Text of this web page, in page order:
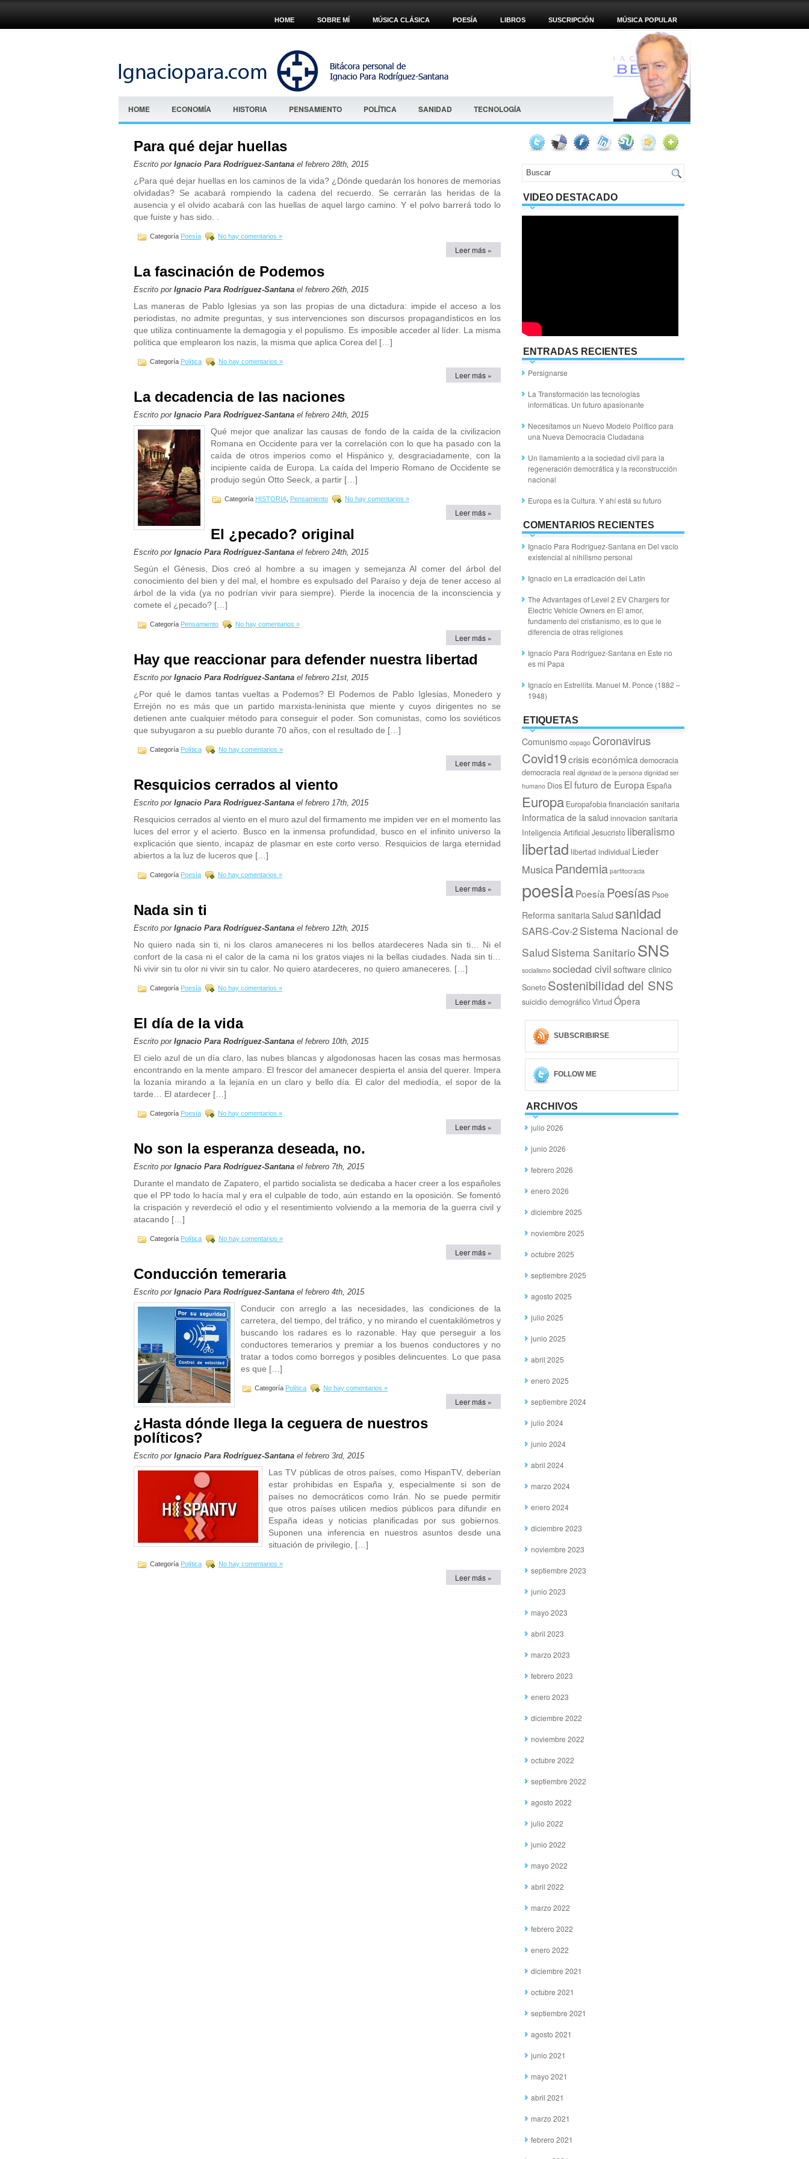
HOME SOBRE MÍ MÚSICA CLÁSICA POESÍA LIBROS SUSCRIPCIÓN MÚSICA POPULAR
HOME ECONOMÍA HISTORIA PENSAMIENTO POLÍTICA SANIDAD TECNOLOGÍA
Para qué dejar huellas
Escrito por Ignacio Para Rodríguez-Santana el febrero 28th, 2015
¿Para qué dejar huellas en los caminos de la vida? ¿Dónde quedarán los honores de memorias
olvidadas? Se acabará rompiendo la cadena del recuerdo. Se cerrarán las heridas de la
ausencia y el olvido acabará con las huellas de aquel largo camino. Y el polvo barrerá todo lo
que fuiste y has sido. .
Categoría Poesía No hay comentarios »
Leer más »
La fascinación de Podemos
Escrito por Ignacio Para Rodríguez-Santana el febrero 26th, 2015
Las maneras de Pablo Iglesias ya son las propias de una dictadura: impide el acceso a los
periodistas, no admite preguntas, y sus intervenciones son discursos propagandísticos en los
que utiliza continuamente la demagogia y el populismo. Es imposible acceder al líder. La misma
política que emplearon los nazis, la misma que aplica Corea del […]
Categoría Política No hay comentarios »
Leer más »
La decadencia de las naciones
Escrito por Ignacio Para Rodríguez-Santana el febrero 24th, 2015
Qué mejor que analizar las causas de fondo de la caída de la civilizacion
Romana en Occidente para ver la correlación con lo que ha pasado con la
caída de otros imperios como el Hispánico y, desgraciadamente, con la
incipiente caída de Europa. La caída del Imperio Romano de Occidente se
produjo según Otto Seeck, a partir […]
Categoría HISTORIA Pensamiento No hay comentarios »
Leer más »
El ¿pecado? original
Escrito por Ignacio Para Rodríguez-Santana el febrero 24th, 2015
Según el Génesis, Dios creó al hombre a su imagen y semejanza Al comer del árbol del
conocimiento del bien y del mal, el hombre es expulsado del Paraíso y deja de tener acceso al
árbol de la vida (ya no podrían vivir para siempre). Pierde la inocencia de la inconsciencia y
comete el ¿pecado? […]
Categoría Pensamiento No hay comentarios »
Leer más »
Hay que reaccionar para defender nuestra libertad
Escrito por Ignacio Para Rodríguez-Santana el febrero 21st, 2015
¿Por qué le damos tantas vueltas a Podemos? El Podemos de Pablo Iglesias, Monedero y
Errejón no es más que un partido marxista-leninista que miente y cuyos dirigentes no se
detienen ante cualquier método para conseguir el poder. Son comunistas, como los soviéticos
que subyugaron a su pueblo durante 70 años, con el resultado de […]
Categoría Política No hay comentarios »
Leer más »
Resquicios cerrados al viento
Escrito por Ignacio Para Rodríguez-Santana el febrero 17th, 2015
Resquicios cerrados al viento en el muro azul del firmamento me impiden ver en el momento las
luces del error y el acierto. Busco en la inmensa profundidad, busco en el infinito universo la
explicación que siento, incapaz de plasmar en este corto verso. Resquicios de larga eternidad
abiertos a la luz de luceros que […]
Categoría Poesía No hay comentarios »
Leer más »
Nada sin ti
Escrito por Ignacio Para Rodríguez-Santana el febrero 12th, 2015
No quiero nada sin ti, ni los claros amaneceres ni los bellos atardeceres Nada sin ti… Ni el
confort de la casa ni el calor de la cama ni los gratos viajes ni la bellas ciudades. Nada sin ti…
Ni vivir sin tu olor ni vivir sin tu calor. No quiero atardeceres, no quiero amaneceres. […]
Categoría Poesía No hay comentarios »
Leer más »
El día de la vida
Escrito por Ignacio Para Rodríguez-Santana el febrero 10th, 2015
El cielo azul de un día claro, las nubes blancas y algodonosas hacen las cosas mas hermosas
encontrando en la mente amparo. El frescor del amanecer despierta el ansia del querer. Impera
la lozanía mirando a la lejanía en un claro y bello día. El calor del mediodía, el sopor de la
tarde… El atardecer […]
Categoría Poesía No hay comentarios »
Leer más »
No son la esperanza deseada, no.
Escrito por Ignacio Para Rodríguez-Santana el febrero 7th, 2015
Durante el mandato de Zapatero, el partido socialista se dedicaba a hacer creer a los españoles
que el PP todo lo hacía mal y era el culpable de todo, aún estando en la oposición. Se fomentó
la crispación y reverdeció el odio y el resentimiento volviendo a la memoria de la guerra civil y
atacando […]
Categoría Política No hay comentarios »
Leer más »
Conducción temeraria
Escrito por Ignacio Para Rodríguez-Santana el febrero 4th, 2015
Conducir con arreglo a las necesidades, las condiciones de la
carretera, del tiempo, del tráfico, y no mirando el cuentakilómetros y
buscando los radares es lo razonable. Hay que perseguir a los
conductores temerarios y premiar a los buenos conductores y no
tratar a todos como borregos y posibles delincuentes. Lo que pasa
es que […]
Categoría Política No hay comentarios »
Leer más »
¿Hasta dónde llega la ceguera de nuestros
políticos?
Escrito por Ignacio Para Rodríguez-Santana el febrero 3rd, 2015
Las TV públicas de otros países, como HispanTV, deberían
estar prohibidas en España y, especialmente si son de
países no democráticos como Irán. No se puede permitir
que otros países utilicen medios públicos para difundir en
España ideas y noticias planificadas por sus gobiernos.
Suponen una inferencia en nuestros asuntos desde una
situación de privilegio, […]
Categoría Política No hay comentarios »
Leer más »
VIDEO DESTACADO
ENTRADAS RECIENTES
Persignarse
La Transformación las tecnologías
informáticas. Un futuro apasionante
Necesitamos un Nuevo Modelo Político para
una Nueva Democracia Ciudadana
Un llamamiento a la sociedad civil para la
regeneración democrática y la reconstrucción
nacional
Europa es la Cultura. Y ahí está su futuro
COMENTARIOS RECIENTES
Ignacio Para Rodríguez-Santana en Del vacío
existencial al nihilismo personal
Ignacio en La erradicación del Latín
The Advantages of Level 2 EV Chargers for
Electric Vehicle Ownersen El amor,
fundamento del cristianismo, es lo que le
diferencia de otras religiones
Ignacio Para Rodríguez-Santana en Este no
es mi Papa
Ignacio en Estrellita. Manuel M. Ponce (1882 –
1948)
ETIQUETAS
Comunismo copago Coronavirus
Covid19crisis económica democracia
democracia real dignidad de la persona dignidad ser
humano Dios El futuro de Europa España
Europa Europafobiafinanciación sanitaria
Informatica de la salud innovacion sanitaria
Inteligencia Artificial Jesucristo liberalismo
libertad libertad individual Lieder
MusicaPandemia partitocracia
poesiaPoesía Poesías Psoe
Reforma sanitariaSalud sanidad
SARS-Cov-2Sistema Nacional de
Salud Sistema Sanitario SNS
socialismo sociedad civil software clinico
Soneto Sostenibilidad del SNS
suicidio demográficoVirtudÓpera
SUBSCRIBIRSE
FOLLOW ME
ARCHIVOS
julio 2026
junio 2026
febrero 2026
enero 2026
diciembre 2025
noviembre 2025
octubre 2025
septiembre 2025
agosto 2025
julio 2025
junio 2025
abril 2025
enero 2025
septiembre 2024
julio 2024
junio 2024
abril 2024
marzo 2024
enero 2024
diciembre 2023
noviembre 2023
septiembre 2023
junio 2023
mayo 2023
abril 2023
marzo 2023
febrero 2023
enero 2023
diciembre 2022
noviembre 2022
octubre 2022
septiembre 2022
agosto 2022
julio 2022
junio 2022
mayo 2022
abril 2022
marzo 2022
febrero 2022
enero 2022
diciembre 2021
octubre 2021
septiembre 2021
agosto 2021
junio 2021
mayo 2021
abril 2021
marzo 2021
febrero 2021